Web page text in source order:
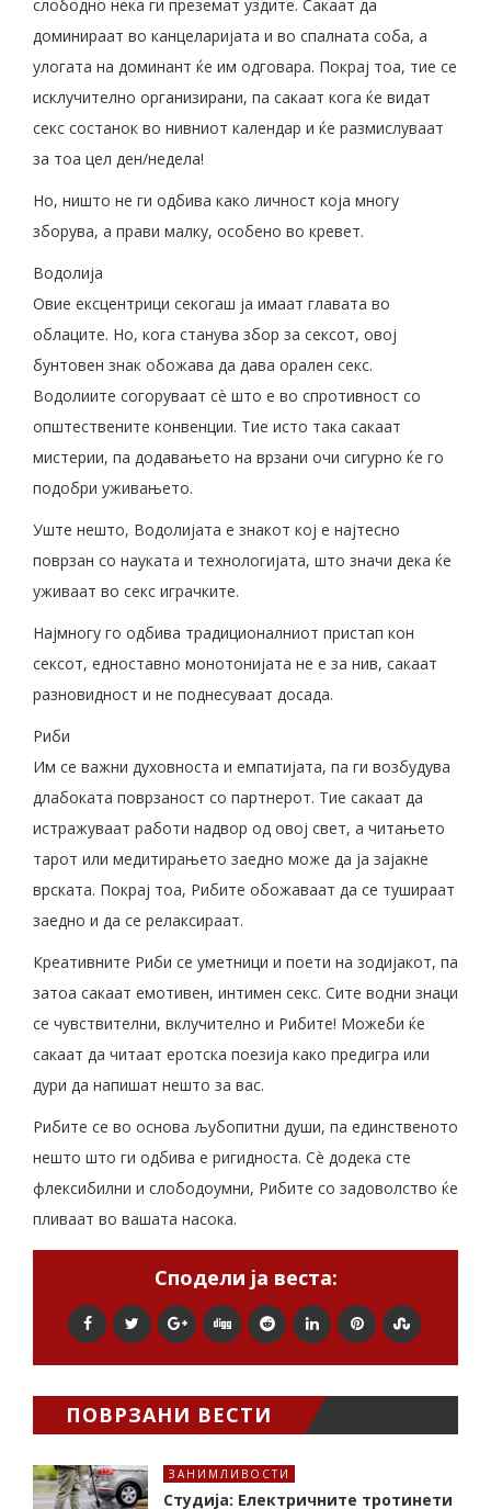
слободно нека ги преземат уздите. Сакаат да
доминираат во канцеларијата и во спалната соба, а
улогата на доминант ќе им одговара. Покрај тоа, тие се
исклучително организирани, па сакаат кога ќе видат
секс состанок во нивниот календар и ќе размислуваат
за тоа цел ден/недела!
Но, ништо не ги одбива како личност која многу
зборува, а прави малку, особено во кревет.
Водолија
Овие ексцентрици секогаш ја имаат главата во
облаците. Но, кога станува збор за сексот, овој
бунтовен знак обожава да дава орален секс.
Водолиите согоруваат сè што е во спротивност со
општествените конвенции. Тие исто така сакаат
мистерии, па додавањето на врзани очи сигурно ќе го
подобри уживањето.
Уште нешто, Водолијата е знакот кој е најтесно
поврзан со науката и технологијата, што значи дека ќе
уживаат во секс играчките.
Најмногу го одбива традиционалниот пристап кон
сексот, едноставно монотонијата не е за нив, сакаат
разновидност и не поднесуваат досада.
Риби
Им се важни духовноста и емпатијата, па ги возбудува
длабоката поврзаност со партнерот. Тие сакаат да
истражуваат работи надвор од овој свет, а читањето
тарот или медитирањето заедно може да ја зајакне
врската. Покрај тоа, Рибите обожаваат да се тушираат
заедно и да се релаксираат.
Креативните Риби се уметници и поети на зодијакот, па
затоа сакаат емотивен, интимен секс. Сите водни знаци
се чувствителни, вклучително и Рибите! Можеби ќе
сакаат да читаат еротска поезија како предигра или
дури да напишат нешто за вас.
Рибите се во основа љубопитни души, па единственото
нешто што ги одбива е ригидноста. Сè додека сте
флексибилни и слободоумни, Рибите со задоволство ќе
пливаат во вашата насока.
Сподели ја веста:
ПОВРЗАНИ ВЕСТИ
ЗАНИМЛИВОСТИ
Студија: Електричните тротинети